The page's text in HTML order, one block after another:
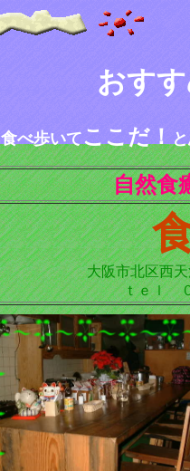
おす
食べ歩いて ここだ！
自然食
大阪市北区西
ｔｅｌ